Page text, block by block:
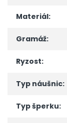
Materiál:
Gramáž:
Ryzost:
Typ náušnic:
Typ šperku: